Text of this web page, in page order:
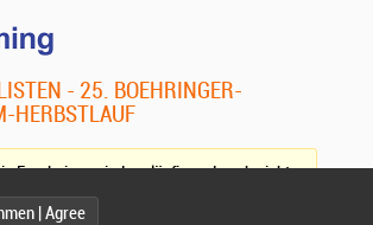
- 25. BOEHRINGER-
HERBSTLAUF
Ergebnisse sind vorläufig und noch nicht
vollständig. (
| Agree